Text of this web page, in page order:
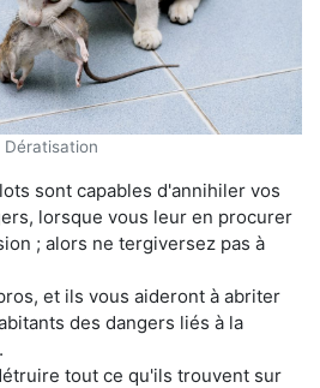
Dératisation
sont capables d'annihiler vos
lorsque vous leur en procurer
; alors ne tergiversez pas à
et ils vous aideront à abriter
des dangers liés à la
tout ce qu'ils trouvent sur